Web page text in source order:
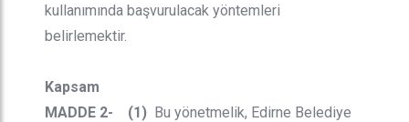
kullanımında başvurulacak yöntemleri
belirlemektir.
Kapsam
MADDE 2- (1) Bu yönetmelik, Edirne Belediye